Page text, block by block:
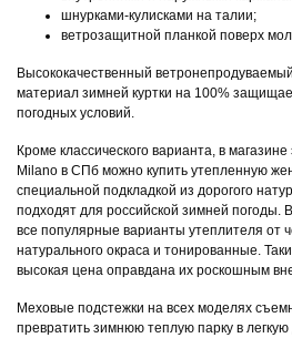
шнурками-кулисками на талии;
ветрозащитной планкой поверх
Высококачественный
материал зимней куртки на 100%
погодных условий.
Кроме классического варианта, в
Milano в СПб можно купить утепленную
специальной подкладкой из дорогого
подходят для российской зимней погоды.
все популярные варианты утеплителя от
натурального окраса и тонированные.
высокая цена оправдана их роскошным
Меховые подстежки на всех моделях
превратить зимнюю теплую парку в